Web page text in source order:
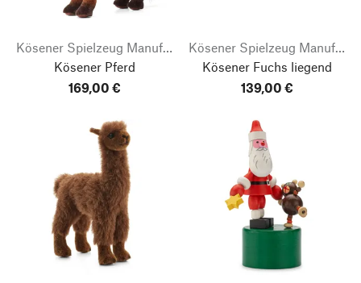
Kösener Spielzeug Manufaktur
Kösener Pferd
169,00 €
Kösener Spielzeug Manufaktur
Kösener Fuchs liegend
139,00 €